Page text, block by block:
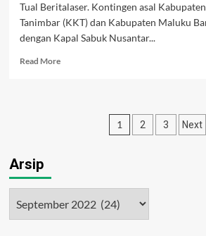
Tual Beritalaser. Kontingen asal
Tanimbar (KKT) dan Kabupaten Maluku
dengan Kapal Sabuk Nusantar...
Read MoreRead
Penyambutan
Paginasi
1 2 3 Next
Arsip